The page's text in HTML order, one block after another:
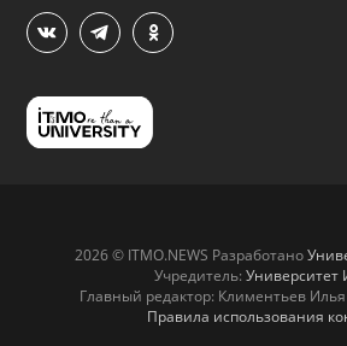
2026 © ITMO.NEWS Разработано
Учредитель:
Главный редактор: Климентьев
Правила использования